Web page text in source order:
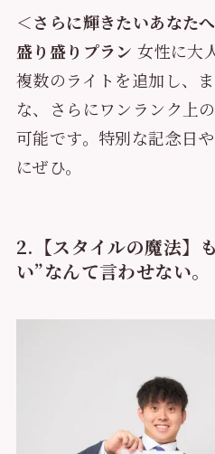
＜さらに輝きたいあなた
盛り盛りプラン 女性に大
複数のライトを追加し、
な、さらにワンランク上
可能です。特別な記念日
にぜひ。
2.【スタイルの魔法】
い”なんて言わせない。